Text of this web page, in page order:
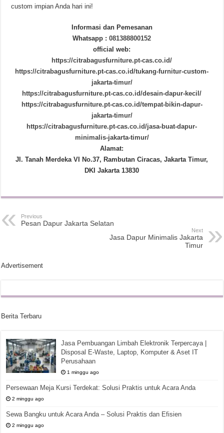
custom impian Anda hari ini!
Informasi dan Pemesanan
Whatsapp :081388800152
official web:
https://citrabagusfurniture.pt-cas.co.id/
https://citrabagusfurniture.pt-cas.co.id/tukang-furnitur-custom-
jakarta-timur/
https://citrabagusfurniture.pt-cas.co.id/desain-dapur-kecil/
https://citrabagusfurniture.pt-cas.co.id/tempat-bikin-dapur-
jakarta-timur/
https://citrabagusfurniture.pt-cas.co.id/jasa-buat-dapur-
minimalis-jakarta-timur/
Alamat:
Jl. Tanah Merdeka VI No.37, Rambutan Ciracas, Jakarta Timur,
DKI Jakarta 13830
Previous
Pesan Dapur Jakarta Selatan
Next
Jasa Dapur Minimalis Jakarta
Timur
Advertisement
Berita Terbaru
Jasa Pembuangan Limbah Elektronik Terpercaya |
Disposal E-Waste, Laptop, Komputer & Aset IT
Perusahaan
1 minggu ago
Persewaan Meja Kursi Terdekat: Solusi Praktis untuk Acara Anda
2 minggu ago
Sewa Bangku untuk Acara Anda – Solusi Praktis dan Efisien
2 minggu ago